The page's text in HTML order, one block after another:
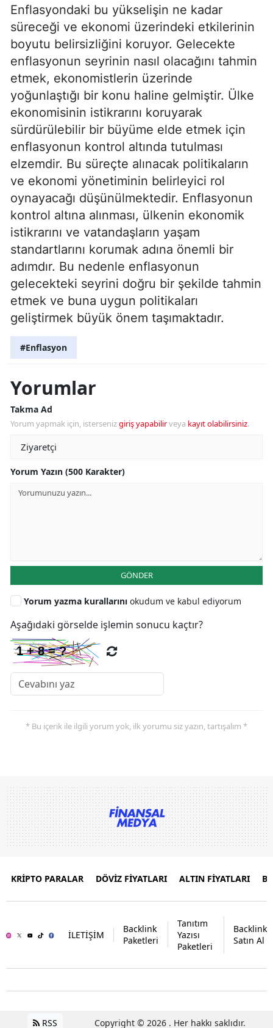
Enflasyondaki bu yükselişin ne kadar
süreceği ve ekonomi üzerindeki etkilerinin
boyutu belirsizliğini koruyor. Gelecekte
enflasyonun seyrinin nasıl olacağını tahmin
etmek, ekonomistlerin üzerinde
yoğunlaştığı bir konu haline gelmiştir. Ülke
ekonomisinin istikrarını koruyarak
sürdürülebilir bir büyüme elde etmek için
enflasyonun kontrol altında tutulması
elzemdir. Bu süreçte alınacak politikaların
ve ekonomi yönetiminin belirleyici rol
oynayacağı düşünülmektedir. Enflasyonun
kontrol altına alınması, ülkenin ekonomik
istikrarını ve vatandaşların yaşam
standartlarını korumak adına önemli bir
adımdır. Bu nedenle enflasyonun
gelecekteki seyrini doğru bir şekilde tahmin
etmek ve buna uygun politikaları
geliştirmek büyük önem taşımaktadır.
#Enflasyon
Yorumlar
Takma Ad
Yorum yapmak için, istersenizgiriş yapabilirveya kayıt olabilirsiniz.
Yorum Yazın (500 Karakter)
GÖNDER
Yorum yazma kurallarını okudum ve kabul ediyorum
Aşağıdaki görselde işlemin sonucu kaçtır?
* Bu içerik ile ilgili yorum yok, ilk yorumu siz yazın, tartışalım *
KRİPTO PARALAR DÖVİZ FİYATLARI ALTIN FİYATLARI
İLETİŞİM
Backlink
Paketleri
Tanıtım
Yazısı
Paketleri
Backlink
Satın Al
RSS Copyright © 2026 . Her hakkı saklıdır.